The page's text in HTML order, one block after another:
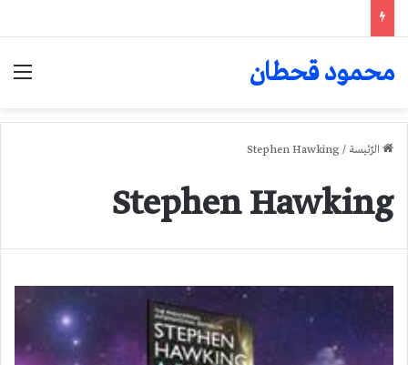
محمود قحطان
الرّئيسة /
Stephen Hawking
Stephen Hawking